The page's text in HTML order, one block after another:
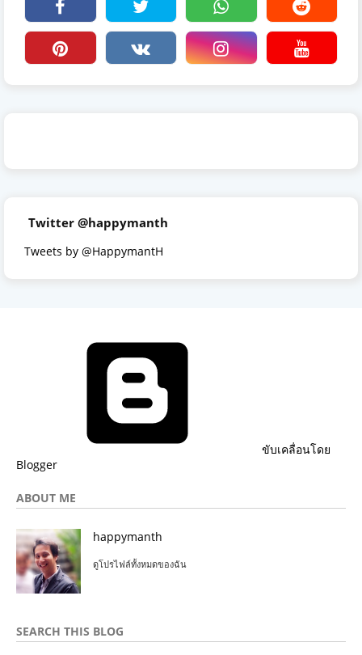
Twitter @happymanth
Tweets by @HappymantH
ขับเคลื่อนโดย
Blogger
ABOUT ME
happymanth
ดูโปรไฟล์ทั้งหมดของฉัน
SEARCH THIS BLOG